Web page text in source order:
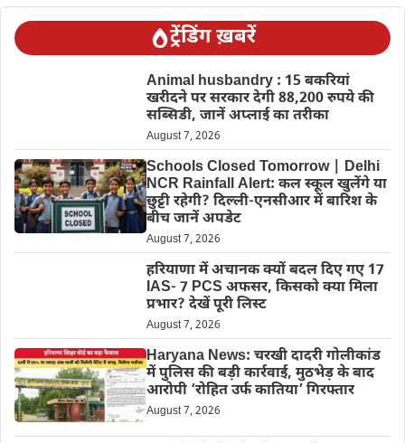
ट्रेंडिंग ख़बरें
Animal husbandry : 15 बकरियां
खरीदने पर सरकार देगी 88,200 रुपये की
सब्सिडी, जानें अप्लाई का तरीका
August 7, 2026
Schools Closed Tomorrow | Delhi
NCR Rainfall Alert: कल स्कूल खुलेंगे या
छुट्टी रहेगी? दिल्ली-एनसीआर में बारिश के
बीच जानें अपडेट
August 7, 2026
हरियाणा में अचानक क्यों बदल दिए गए 17
IAS- 7 PCS अफसर, किसको क्या मिला
प्रभार? देखें पूरी लिस्ट
August 7, 2026
Haryana News: चरखी दादरी गोलीकांड
में पुलिस की बड़ी कार्रवाई, मुठभेड़ के बाद
आरोपी ‘रोहित उर्फ कातिया’ गिरफ्तार
August 7, 2026